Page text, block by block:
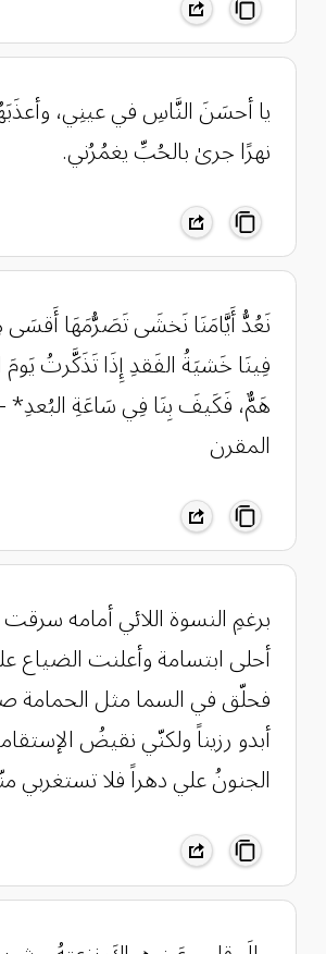
يا أحسَنَ النَّاسِ في عينِي،
نهرًا جرىٰ بالحُبِّ يغمُرُني.
‏نَعُدُّ أَيَّامَنَا نَخشَى تَصَرُّمَهَا
فِينَا خَشيَةُ الفَقدِ إِذَا تَذَكَّرتُ يَومَ
هَمٌّ، فَكَيفَ بِنَا فِي سَاعَةِ
المقرن
برغمِ النسوة اللائي أمامه
أحلى ابتسامة وأعلنت الضياع
فحلّق في السما مثل الحمامة
أبدو رزيناً ولكنّي نقيضُ
الجنونُ علي دهراً فلا تستغربي